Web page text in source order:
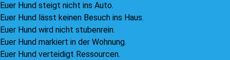
Euer Hund steigt nicht ins Auto.
Euer Hund lässt keinen Besuch ins Haus.
Euer Hund wird nicht stubenrein.
Euer Hund markiert in der Wohnung.
Euer Hund verteidigt Ressourcen.